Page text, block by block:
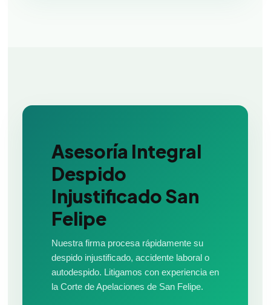
Asesoría Integral
Despido
Injustificado San
Felipe
Nuestra firma procesa rápidamente su
despido injustificado, accidente laboral o
autodespido. Litigamos con experiencia en
la Corte de Apelaciones de San Felipe.